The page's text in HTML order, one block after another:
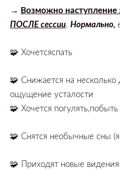
→ Возможно наступление
ПОСЛЕ сессии. Нормально,
🧩 Хочетсяспать⠀
🧩 Снижается на
ощущение усталости⠀
🧩 Хочется
🧩 Снятся необычные сны
🧩 Приходят новые